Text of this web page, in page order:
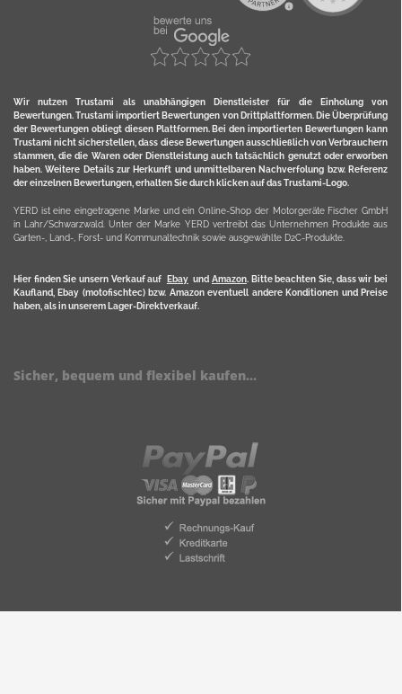
Wir nutzen Trustami als unabhängigen Dienstleister für die Einholung von
Bewertungen. Trustami importiert Bewertungen von Drittplattformen. Die Überprüfung
der Bewertungen obliegt diesen Plattformen. Bei den importierten Bewertungen kann
Trustami nicht sicherstellen, dass diese Bewertungen ausschließlich von Verbrauchern
stammen, die die Waren oder Dienstleistung auch tatsächlich genutzt oder erworben
haben. Weitere Details zur Herkunft und unmittelbaren Nachverfolung bzw. Referenz
der einzelnen Bewertungen, erhalten Sie durch klicken auf das Trustami-Logo.
YERD ist eine eingetragene Marke und ein Online-Shop der Motorgeräte Fischer GmbH
in Lahr/Schwarzwald. Unter der Marke YERD vertreibt das Unternehmen Produkte aus
Garten-, Land-, Forst- und Kommunaltechnik sowie ausgewählte D2C-Produkte.
Hier finden Sie unsern Verkauf auf Ebayund Amazon. Bitte beachten Sie, dass wir bei
Kaufland, Ebay (motofischtec) bzw. Amazon eventuell andere Konditionen und Preise
haben, als in unserem Lager-Direktverkauf.
Sicher, bequem und flexibel kaufen...